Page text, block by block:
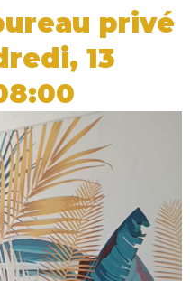
privé
13